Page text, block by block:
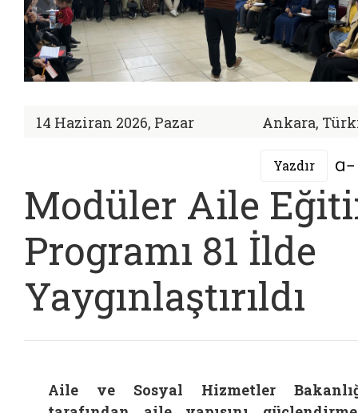
14 Haziran 2026, Pazar Ankara,
Yazdır
Modüler Aile
Programı 81 İlde
Yaygınlaştırıldı
Aile ve Sosyal Hizmetler